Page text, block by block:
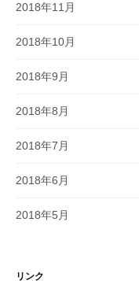
2018年11月
2018年10月
2018年9月
2018年8月
2018年7月
2018年6月
2018年5月
リンク